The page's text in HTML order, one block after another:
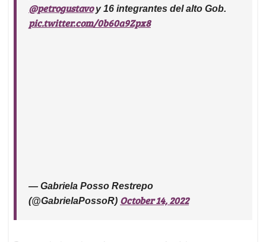
@petrogustavoy 16 integrantes del alto Gob.
pic.twitter.com/0b60a9Zpx8
— Gabriela Posso Restrepo
(@GabrielaPossoR) October 14, 2022